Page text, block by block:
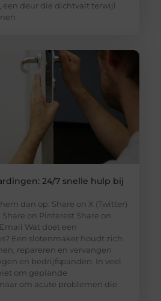
een deur die dichtvalt terwijl
24/7 snelle hulp bij
dan op: Share on X (Twitter)
on Pinterest Share on
Wat doet een
Een slotenmaker houdt zich
repareren en vervangen
en bedrijfspanden. In veel
om geplande
om acute problemen die